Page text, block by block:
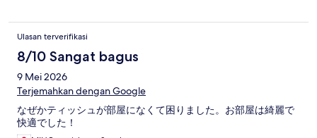
Ulasan terverifikasi
8/10 Sangat bagus
9 Mei 2026
Terjemahkan dengan Google
なぜかティッシュが部屋になくて困りました。お部屋は綺麗で
快適でした！